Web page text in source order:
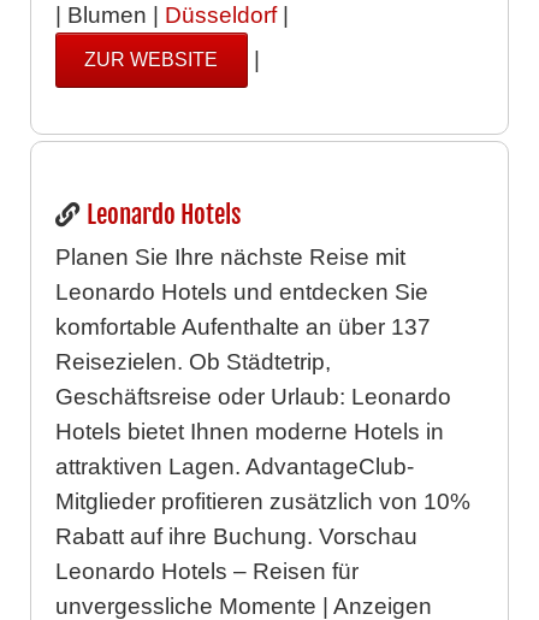
| Blumen | Düsseldorf|
ZUR WEBSITE |
Leonardo Hotels
Planen Sie Ihre nächste Reise mit
Leonardo Hotels und entdecken Sie
komfortable Aufenthalte an über 137
Reisezielen. Ob Städtetrip,
Geschäftsreise oder Urlaub: Leonardo
Hotels bietet Ihnen moderne Hotels in
attraktiven Lagen. AdvantageClub-
Mitglieder profitieren zusätzlich von 10%
Rabatt auf ihre Buchung. Vorschau
Leonardo Hotels – Reisen für
unvergessliche Momente | Anzeigen